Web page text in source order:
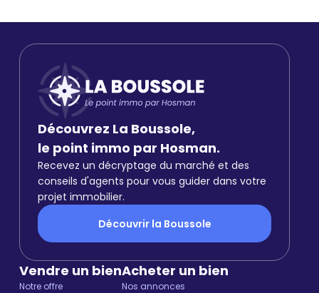
Découvrez La Boussole,
le point immo par Hosman.
Recevez un décryptage du marché et des
conseils d'agents pour vous guider dans votre
projet immobilier.
Découvrir la Boussole
Vendre un bien
Notre offre
Acheter un bien
Nos annonces